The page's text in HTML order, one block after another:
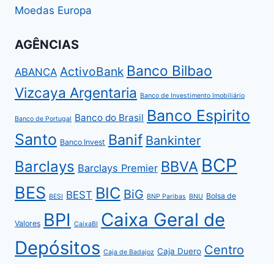
Moedas Europa
AGÊNCIAS
ABANCA ActivoBank Banco Bilbao
Vizcaya Argentaria
Banco de Investimento Imobiliário
Banco de Portugal Banco do Brasil Banco Espirito
Santo Banco Invest Banif Bankinter
Barclays Barclays Premier BBVA BCP
BES BESI BEST BIC BiG BNP Paribas BNU Bolsa de
Valores BPI CaixaBI Caixa Geral de
Depósitos Caja de Badajoz Caja Duero Centro